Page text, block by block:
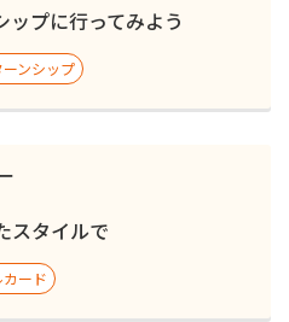
ップに行ってみよう
ンシップ
スタイルで
カード